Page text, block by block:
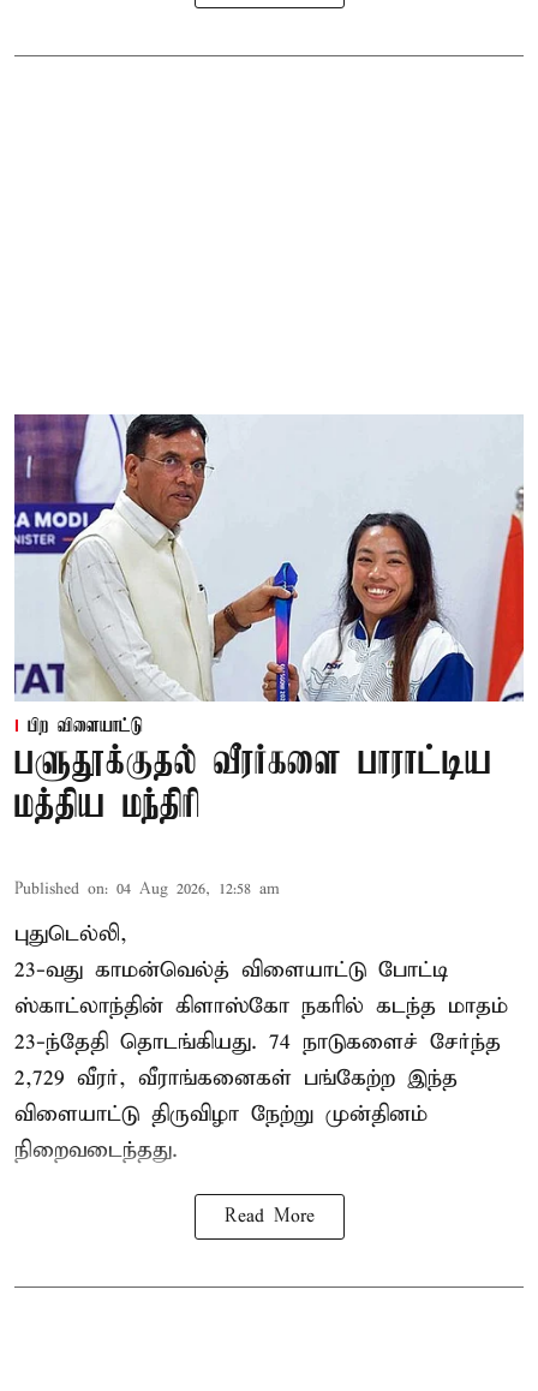
பிற விளையாட்டு
பளுதூக்குதல் வீரர்களை பாராட்டிய
மத்திய மந்திரி
Published on: 04 Aug 2026, 12:58 am
புதுடெல்லி,
23-வது காமன்வெல்த் விளையாட்டு போட்டி
ஸ்காட்லாந்தின் கிளாஸ்கோ நகரில் கடந்த மாதம்
23-ந்தேதி தொடங்கியது. 74 நாடுகளைச் சேர்ந்த
2,729 வீரர், வீராங்கனைகள் பங்கேற்ற இந்த
விளையாட்டு திருவிழா நேற்று முன்தினம்
நிறைவடைந்தது.
Read More